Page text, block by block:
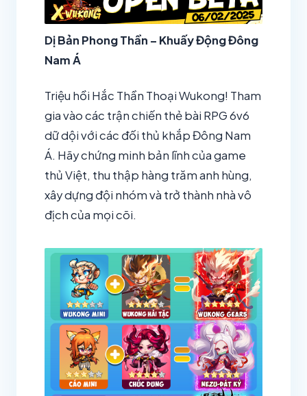
Dị Bản Phong Thần – Khuấy Động Đông
Nam Á
Triệu hồi Hắc Thần Thoại Wukong! Tham
gia vào các trận chiến thẻ bài RPG 6v6
dữ dội với các đối thủ khắp Đông Nam
Á. Hãy chứng minh bản lĩnh của game
thủ Việt, thu thập hàng trăm anh hùng,
xây dựng đội nhóm và trở thành nhà vô
địch của mọi cõi.